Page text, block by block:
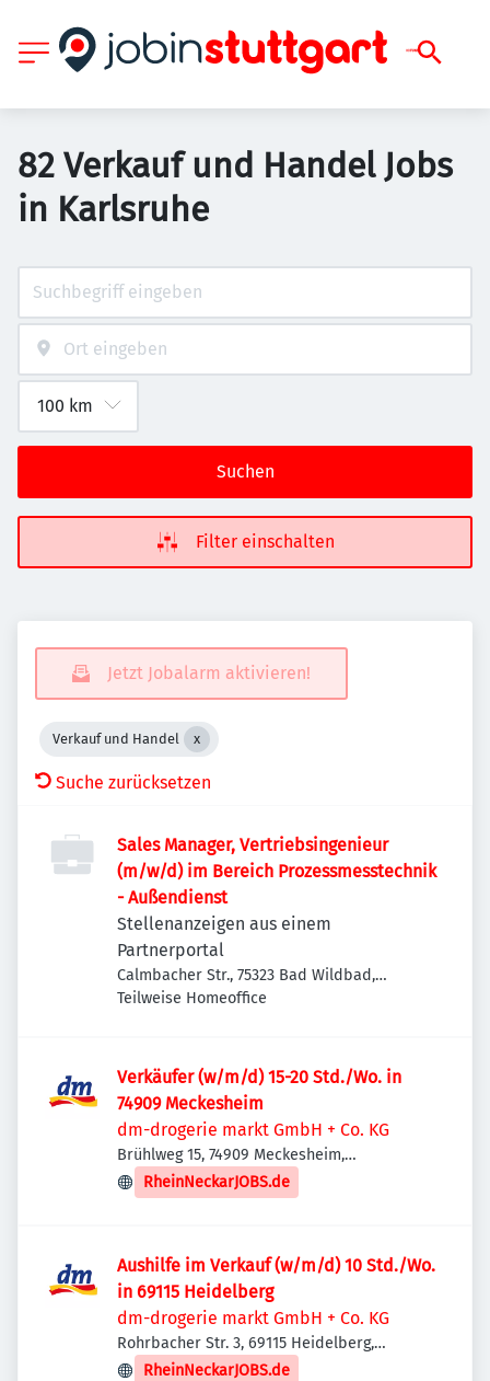
82 Verkauf und Handel Jobs
in Karlsruhe
Suchen
Filter einschalten
Jetzt Jobalarm aktivieren!
Verkauf und Handel
Suche zurücksetzen
Sales Manager, Vertriebsingenieur
(m/w/d) im Bereich Prozessmesstechnik
- Außendienst
Stellenanzeigen aus einem
Partnerportal
Calmbacher Str., 75323 Bad Wildbad,
Deutschland
Teilweise Homeoffice
Verkäufer (w/m/d) 15-20 Std./Wo. in
74909 Meckesheim
dm-drogerie markt GmbH + Co. KG
Brühlweg 15, 74909 Meckesheim,
Deutschland
RheinNeckarJOBS.de
Aushilfe im Verkauf (w/m/d) 10 Std./Wo.
in 69115 Heidelberg
dm-drogerie markt GmbH + Co. KG
Rohrbacher Str. 3, 69115 Heidelberg,
Deutschland
RheinNeckarJOBS.de